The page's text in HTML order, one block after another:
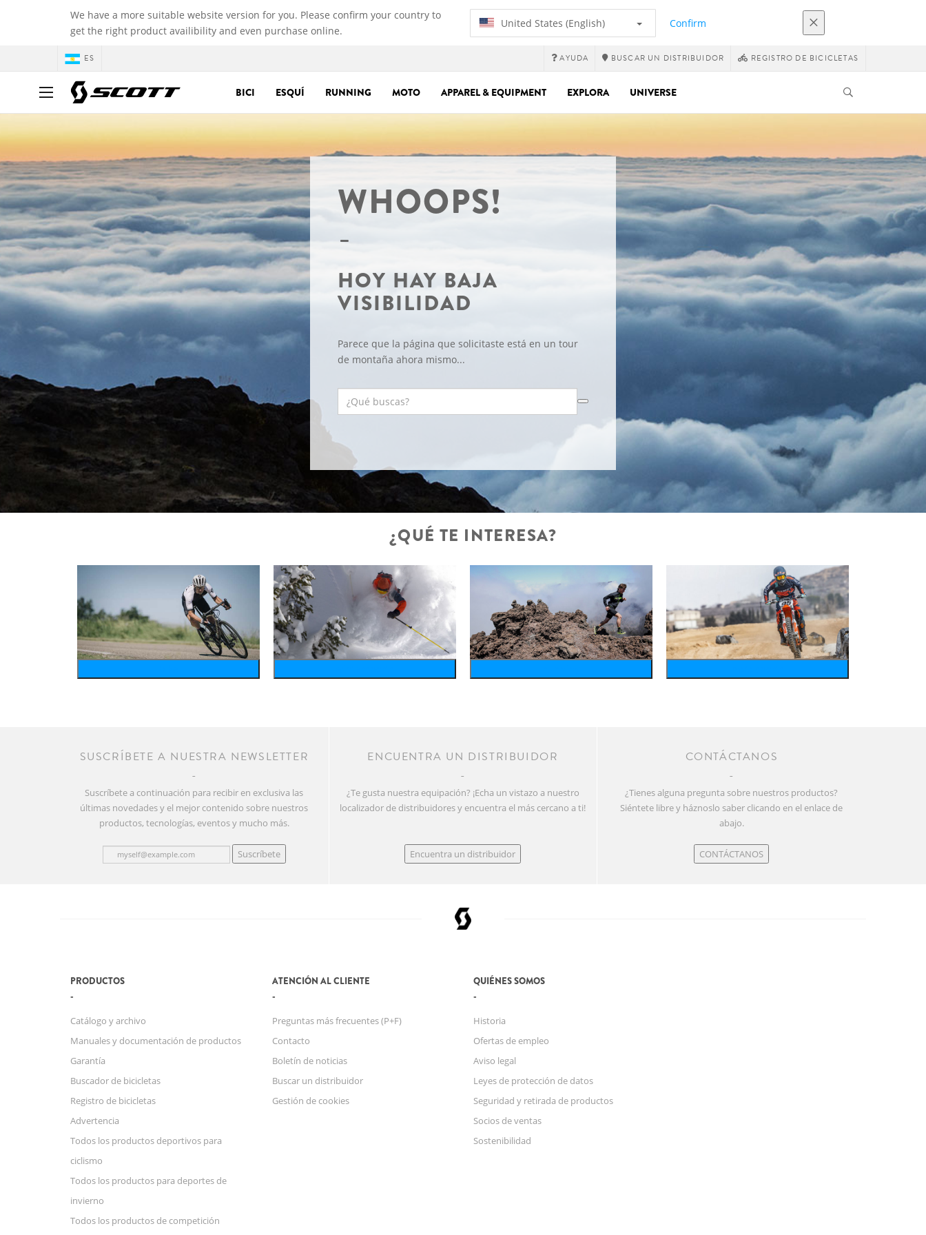
We have a more suitable website version for you. Please confirm your country to
get the right product availibility and even purchase online.
United States (English) Confirm
ES AYUDA BUSCAR UN DISTRIBUIDOR REGISTRO DE BICICLETAS
BICI ESQUÍ RUNNING MOTO APPAREL & EQUIPMENT EXPLORA UNIVERSE
WHOOPS!
HOY HAY BAJA
VISIBILIDAD
Parece que la página que solicitaste está en un tour
de montaña ahora mismo...
¿QUÉ TE INTERESA?
SUSCRÍBETE A NUESTRA NEWSLETTER
Suscríbete a continuación para recibir en exclusiva las
últimas novedades y el mejor contenido sobre nuestros
productos, tecnologías, eventos y mucho más.
Suscríbete
ENCUENTRA UN DISTRIBUIDOR
¿Te gusta nuestra equipación? ¡Echa un vistazo a nuestro
localizador de distribuidores y encuentra el más cercano a ti!
Encuentra un distribuidor
CONTÁCTANOS
¿Tienes alguna pregunta sobre nuestros productos?
Siéntete libre y háznoslo saber clicando en el enlace de
abajo.
CONTÁCTANOS
PRODUCTOS
Catálogo y archivo
Manuales y documentación de productos
Garantía
Buscador de bicicletas
Registro de bicicletas
Advertencia
Todos los productos deportivos para
ciclismo
Todos los productos para deportes de
invierno
Todos los productos de competición
ATENCIÓN AL CLIENTE
Preguntas más frecuentes (P+F)
Contacto
Boletín de noticias
Buscar un distribuidor
Gestión de cookies
QUIÉNES SOMOS
Historia
Ofertas de empleo
Aviso legal
Leyes de protección de datos
Seguridad y retirada de productos
Socios de ventas
Sostenibilidad